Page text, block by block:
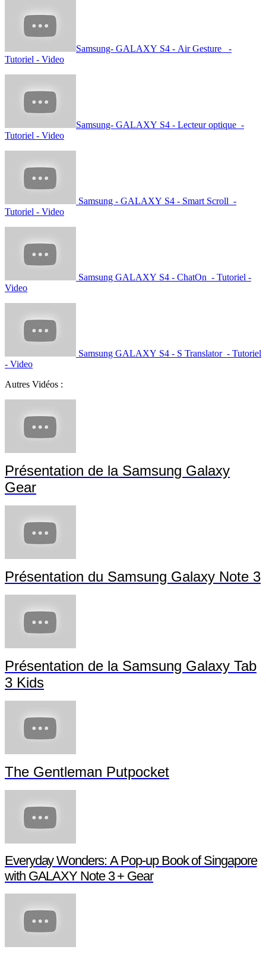
Samsung- GALAXY S4 - Air Gesture -
Tutoriel - Video
Samsung- GALAXY S4 - Lecteur optique -
Tutoriel - Video
Samsung - GALAXY S4 - Smart Scroll -
Tutoriel - Video
Samsung GALAXY S4 - ChatOn - Tutoriel -
Video
Samsung GALAXY S4 - S Translator - Tutoriel
- Video
Autres Vidéos :
Présentation de la Samsung Galaxy
Gear
Présentation du Samsung Galaxy Note 3
Présentation de la Samsung Galaxy Tab
3 Kids
The Gentleman Putpocket
Everyday Wonders: A Pop-up Book of Singapore
with GALAXY Note 3 + Gear